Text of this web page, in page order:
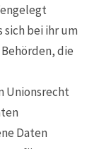
sich bei ihr um
die
Unionsrecht
Daten